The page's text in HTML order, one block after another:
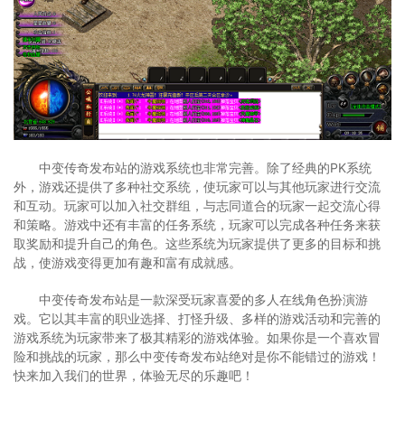
中变传奇发布站的游戏系统也非常完善。除了经典的PK系统
外，游戏还提供了多种社交系统，使玩家可以与其他玩家进行交流
和互动。玩家可以加入社交群组，与志同道合的玩家一起交流心得
和策略。游戏中还有丰富的任务系统，玩家可以完成各种任务来获
取奖励和提升自己的角色。这些系统为玩家提供了更多的目标和挑
战，使游戏变得更加有趣和富有成就感。
中变传奇发布站是一款深受玩家喜爱的多人在线角色扮演游
戏。它以其丰富的职业选择、打怪升级、多样的游戏活动和完善的
游戏系统为玩家带来了极其精彩的游戏体验。如果你是一个喜欢冒
险和挑战的玩家，那么中变传奇发布站绝对是你不能错过的游戏！
快来加入我们的世界，体验无尽的乐趣吧！